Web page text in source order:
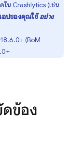
ใน Crashlytics(เช่น
อปของคุณใช้อย่าง
(BoM
ข้อง